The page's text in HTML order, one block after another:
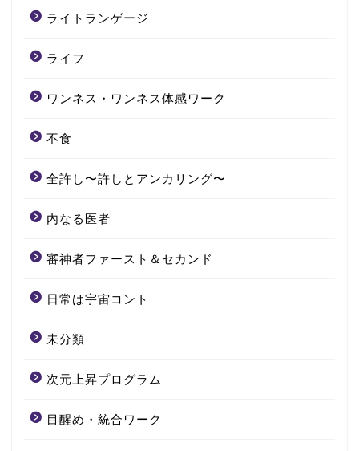
ライトランゲージ
ライフ
ワンネス・ワンネス体感ワーク
不食
全許し〜許しとアンカリング〜
内なる医者
審神者ファースト＆セカンド
日常は宇宙コント
未分類
次元上昇プログラム
目醒め・統合ワーク